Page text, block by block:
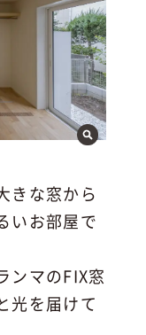
きな窓から
いお部屋で
ンマのFIX窓
光を届けて